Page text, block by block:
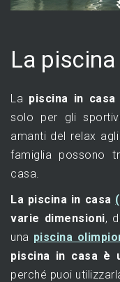
La
La piscina in
solo per gli
amanti del relax
famiglia possono
casa.
La piscina in casa
varie dimensioni,
una piscina
piscina in casa è
perché puoi